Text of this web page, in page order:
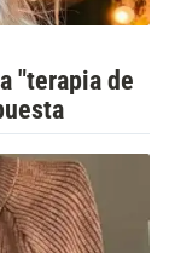
"terapia de